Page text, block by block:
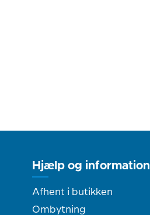
Hjælp og information
Afhent i butikken
Ombytning